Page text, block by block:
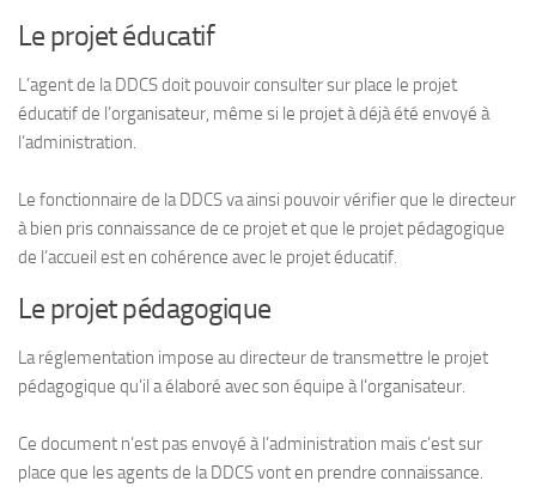
Le projet éducatif
L’agent de la DDCS doit pouvoir consulter sur place le projet
éducatif de l’organisateur, même si le projet à déjà été envoyé à
l’administration.
Le fonctionnaire de la DDCS va ainsi pouvoir vérifier que le directeur
à bien pris connaissance de ce projet et que le projet pédagogique
de l’accueil est en cohérence avec le projet éducatif.
Le projet pédagogique
La réglementation impose au directeur de transmettre le projet
pédagogique qu’il a élaboré avec son équipe à l’organisateur.
Ce document n’est pas envoyé à l’administration mais c’est sur
place que les agents de la DDCS vont en prendre connaissance.